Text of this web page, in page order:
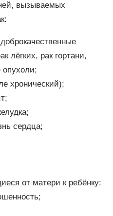
вызываемых
лёгких, рак гортани,
опухоли;
хронический);
сердца;
от матери к ребёнку: